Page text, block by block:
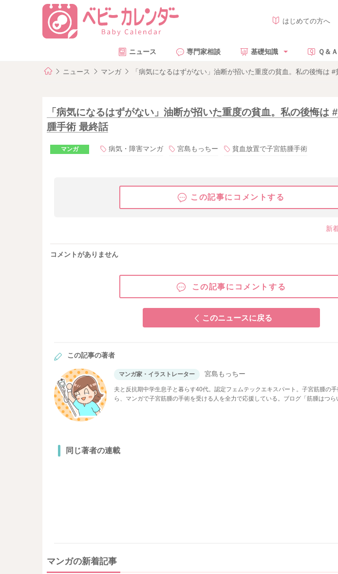
はじめての方へ
ニュース 専門家相談 基礎知識 Ｑ＆Ａ
ニュース マンガ 「病気になるはずがない」油断が招いた重度の貧血。私の後悔は
「病気になるはずがない」油断が招いた重度の貧血。私の後悔は
腫手術 最終話
マンガ 病気・障害マンガ 宮島もっちー 貧血放置で子宮筋腫手術
この記事にコメントする
新
コメントがありません
この記事にコメントする
このニュースに戻る
この記事の著者
マンガ家・イラストレーター 宮島もっちー
夫と反抗期中学生息子と暮らす40代。認定フェムテックエキスパート。子宮筋腫の
ら、マンガで子宮筋腫の手術を受ける人を全力で応援している。ブログ「筋腫はつ
同じ著者の連載
マンガの新着記事